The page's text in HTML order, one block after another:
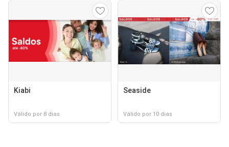
Kiabi
Válido por 8 dias
Seaside
Válido por 10 dias